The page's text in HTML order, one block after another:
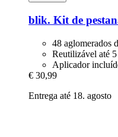
blik. Kit de
48 aglomerados
Reutilizável até 5
Aplicador
€ 30,99
Entrega até 18. agosto